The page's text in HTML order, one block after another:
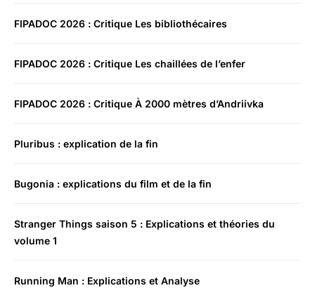
FIPADOC 2026 : Critique Les bibliothécaires
FIPADOC 2026 : Critique Les chaillées de l’enfer
FIPADOC 2026 : Critique À 2000 mètres d’Andriivka
Pluribus : explication de la fin
Bugonia : explications du film et de la fin
Stranger Things saison 5 : Explications et théories du
volume 1
Running Man : Explications et Analyse